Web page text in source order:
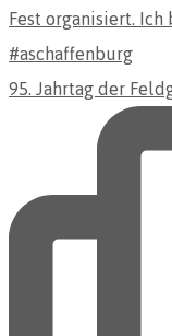
95. Jahrtag der